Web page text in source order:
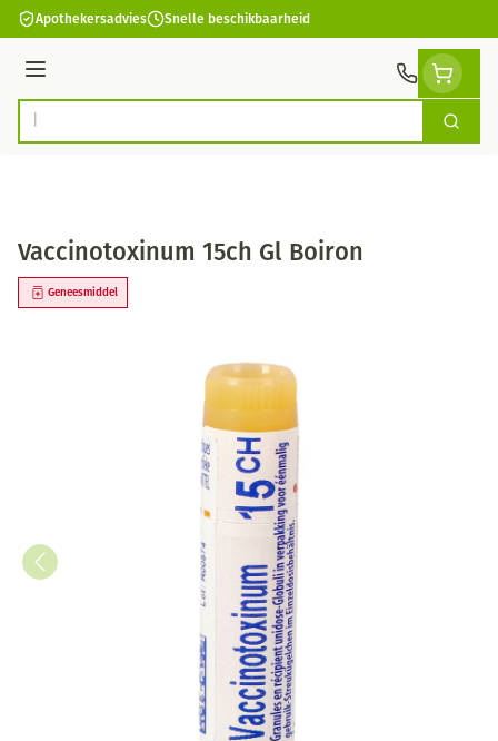
Ga naar de inhoud
Apothekersadvies Snelle beschikbaarheid
Menu
Product, merk, categorie... Zoek
Vaccinotoxinum 15ch Gl Boiron
Geneesmiddel